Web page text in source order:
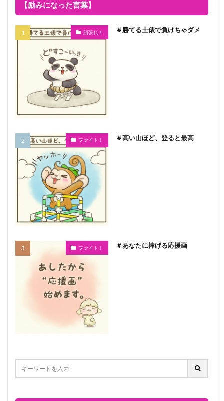
【励みになった言葉】
頑張れ！ ＃勝てる土俵で負けちゃダメ
ファイト！ ＃高い山ほど、登ると最高
ファイト！ ＃あなたに捧げる応援画